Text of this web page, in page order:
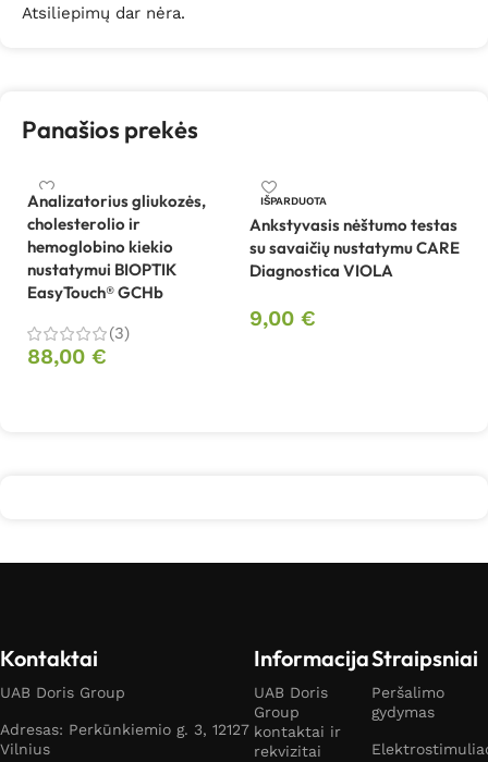
Atsiliepimų dar nėra.
Panašios prekės
Analizatorius gliukozės,
cholesterolio ir
hemoglobino kiekio
nustatymui BIOPTIK
EasyTouch® GCHb
(3)
88,00 €
IŠPARDUOTA
Ankstyvasis nėštumo testas
su savaičių nustatymu CARE
Diagnostica VIOLA
9,00 €
Kontaktai
UAB Doris Group
Adresas: Perkūnkiemio g. 3, 12127
Vilnius
Informacija
UAB Doris
Group
kontaktai ir
rekvizitai
Straipsniai
Peršalimo
gydymas